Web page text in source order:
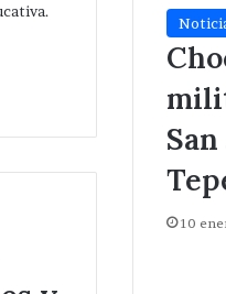
10
investigación después
de hermanos
de San Salvador
.